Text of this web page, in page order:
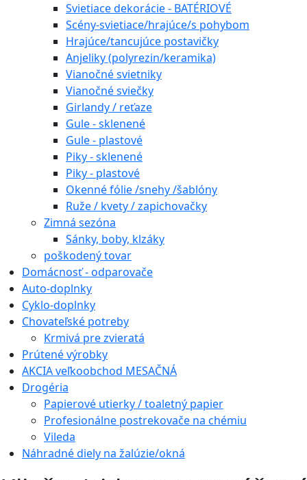
Svietiace dekorácie - BATÉRIOVÉ
Scény-svietiace/hrajúce/s pohybom
Hrajúce/tancujúce postavičky
Anjeliky (polyrezin/keramika)
Vianočné svietniky
Vianočné sviečky
Girlandy / reťaze
Gule - sklenené
Gule - plastové
Piky - sklenené
Piky - plastové
Okenné fólie /snehy /šablóny
Ruže / kvety / zapichovačky
Zimná sezóna
Sánky, boby, klzáky
poškodený tovar
Domácnosť - odparovače
Auto-doplnky
Cyklo-doplnky
Chovateľské potreby
Krmivá pre zvieratá
Prútené výrobky
AKCIA veľkoobchod MESAČNÁ
Drogéria
Papierové utierky / toaletný papier
Profesionálne postrekovače na chémiu
Vileda
Náhradné diely na žalúzie/okná